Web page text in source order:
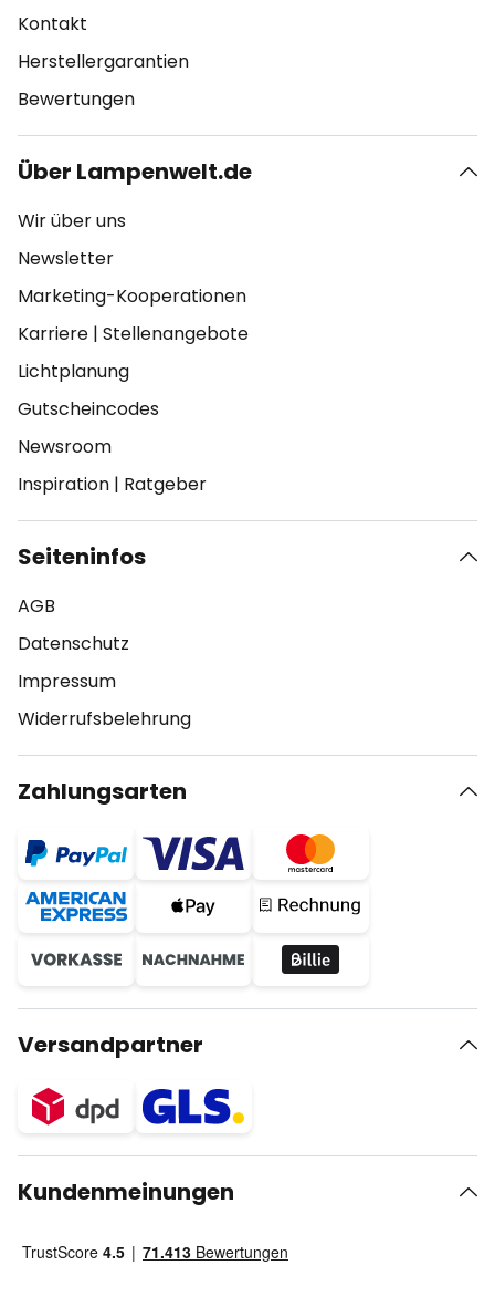
Kontakt
Herstellergarantien
Bewertungen
Über Lampenwelt.de
Wir über uns
Newsletter
Marketing-Kooperationen
Karriere | Stellenangebote
Lichtplanung
Gutscheincodes
Newsroom
Inspiration | Ratgeber
Seiteninfos
AGB
Datenschutz
Impressum
Widerrufsbelehrung
Zahlungsarten
Versandpartner
Kundenmeinungen